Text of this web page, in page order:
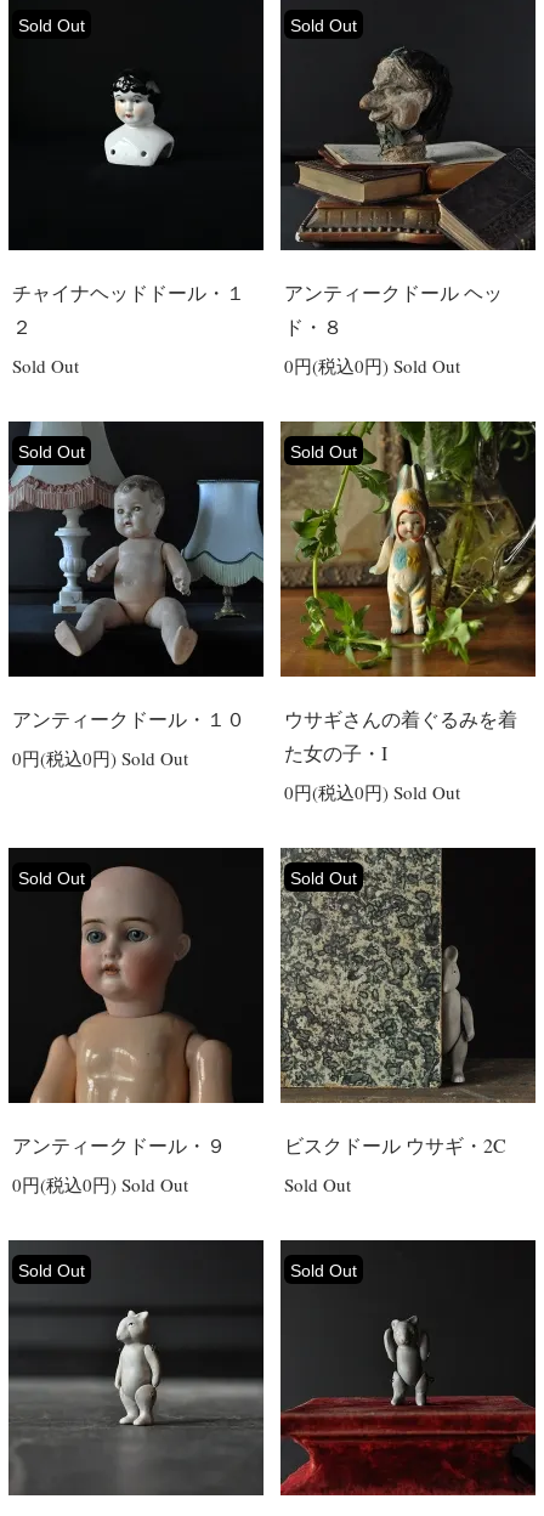
Sold Out
チャイナヘッドドール・１
２
Sold Out
Sold Out
アンティークドール ヘッ
ド・８
0円(税込0円) Sold Out
Sold Out
アンティークドール・１０
0円(税込0円) Sold Out
Sold Out
ウサギさんの着ぐるみを着
た女の子・I
0円(税込0円) Sold Out
Sold Out
アンティークドール・９
0円(税込0円) Sold Out
Sold Out
ビスクドール ウサギ・2C
Sold Out
Sold Out Sold Out